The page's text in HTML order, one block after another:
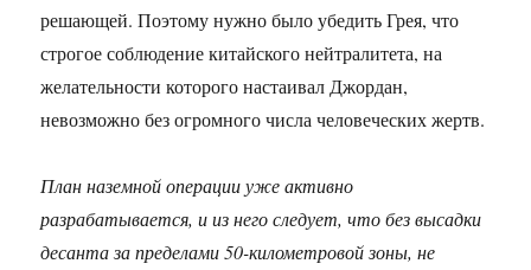
решающей. Поэтому нужно было убедить Грея, что
строгое соблюдение китайского нейтралитета, на
желательности которого настаивал Джордан,
невозможно без огромного числа человеческих жертв.
План наземной операции уже активно
разрабатывается, и из него следует, что без высадки
десанта за пределами 50-километровой зоны, не